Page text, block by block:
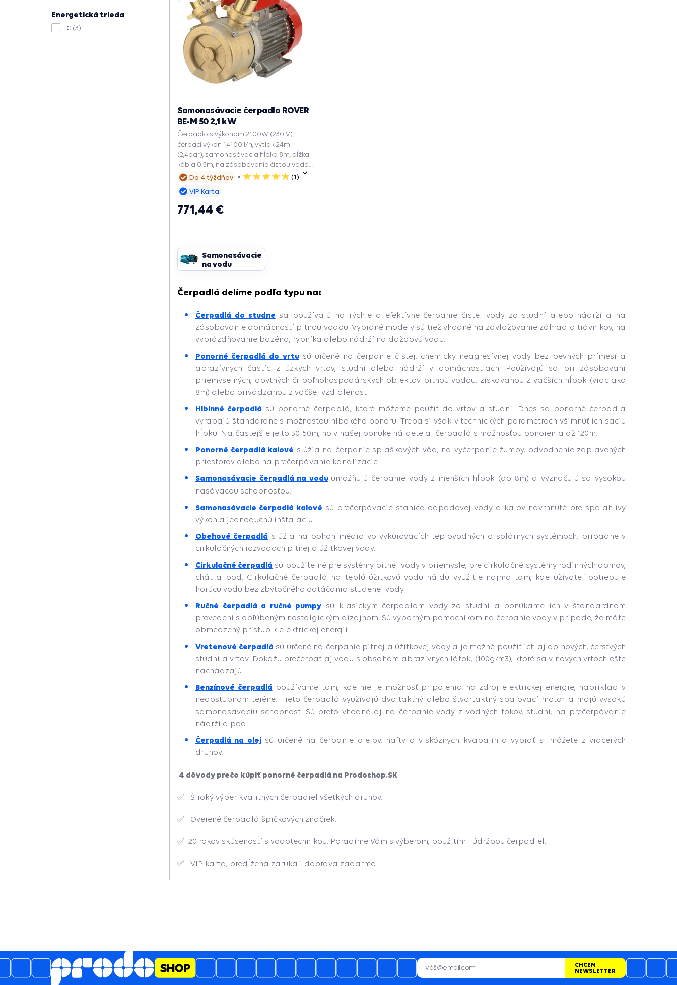
Energetická trieda
C (3)
Do 4 týždňov
5
(1)
Samonasávacie čerpadlo ROVER
BE-M 50 2,1 kW
Čerpadlo s výkonom 2100W (230 V),
čerpací výkon 14100 l/h, výtlak 24m
(2,4bar), samonasávacia hĺbka 8m, dĺžka
kábla 0.5m, na zásobovanie čistou vodou
zo studní.
VIP Karta
771,44 €
Samonasávacie
na vodu
Čerpadlá delíme podľa typu na:
Čerpadlá do studne sa používajú na rýchle a efektívne čerpanie čistej vody zo studní alebo nádrží a na
zásobovanie domácností pitnou vodou. Vybrané modely sú tiež vhodné na zavlažovanie záhrad a trávnikov, na
vyprázdňovanie bazéna, rybníka alebo nádrží na dažďovú vodu.
Ponorné čerpadlá do vrtusú určené na čerpanie čistej, chemicky neagresívnej vody bez pevných prímesí a
abrazívnych častíc z úzkych vrtov, studní alebo nádrží v domácnostiach. Používajú sa pri zásobovaní
priemyselných, obytných či poľnohospodárskych objektov pitnou vodou, získavanou z väčších hĺbok (viac ako
8m) alebo privádzanou z väčšej vzdialenosti.
Hlbinné čerpadlá sú ponorné čerpadlá, ktoré môžeme použiť do vrtov a studní. Dnes sa ponorné čerpadlá
vyrábajú štandardne s možnosťou hlbokého ponoru. Treba si však v technických parametroch všimnúť ich saciu
hĺbku. Najčastejšie je to 30-50m, no v našej ponuke nájdete aj čerpadlá s možnosťou ponorenia až 120m.
Ponorné čerpadlá kalové slúžia na čerpanie splaškových vôd, na vyčerpanie žumpy, odvodnenie zaplavených
priestorov alebo na prečerpávanie kanalizácie.
Samonasávacie čerpadlá na vodu umožňujú čerpanie vody z menších hĺbok (do 8m) a vyznačujú sa vysokou
nasávacou schopnosťou.
Samonasávacie čerpadlá kalové sú prečerpávacie stanice odpadovej vody a kalov navrhnuté pre spoľahlivý
výkon a jednoduchú inštaláciu.
Obehové čerpadlá slúžia na pohon média vo vykurovacích teplovodných a solárnych systémoch, prípadne v
cirkulačných rozvodoch pitnej a úžitkovej vody.
Cirkulačné čerpadlá sú použiteľné pre systémy pitnej vody v priemysle, pre cirkulačné systémy rodinných domov,
chát a pod. Cirkulačné čerpadlá na teplú úžitkovú vodu nájdu využitie najmä tam, kde užívateľ potrebuje
horúcu vodu bez zbytočného odtáčania studenej vody.
Ručné čerpadlá a ručné pumpy sú klasickým čerpadlom vody zo studní a ponúkame ich v štandardnom
prevedení s obľúbeným nostalgickým dizajnom. Sú výborným pomocníkom na čerpanie vody v prípade, že máte
obmedzený prístup k elektrickej energii.
Vretenové čerpadlá sú určené na čerpanie pitnej a úžitkovej vody a je možné použiť ich aj do nových, čerstvých
studní a vrtov. Dokážu prečerpať aj vodu s obsahom abrazívnych látok, (100g/m3), ktoré sa v nových vrtoch ešte
nachádzajú.
Benzínové čerpadlá používame tam, kde nie je možnosť pripojenia na zdroj elektrickej energie, napríklad v
nedostupnom teréne. Tieto čerpadlá využívajú dvojtaktný alebo štvortaktný spaľovací motor a majú vysokú
samonasávaciu schopnosť. Sú preto vhodné aj na čerpanie vody z vodných tokov, studní, na prečerpávanie
nádrží a pod.
Čerpadlá na olej sú určené na čerpanie olejov, nafty a viskóznych kvapalín a vybrať si môžete z viacerých
druhov.
4 dôvody prečo kúpiť ponorné čerpadlá na Prodoshop.SK
✅ Široký výber kvalitných čerpadiel všetkých druhov.
✅ Overené čerpadlá špičkových značiek.
✅ 20 rokov skúseností s vodotechnikou. Poradíme Vám s výberom, použitím i údržbou čerpadiel.
✅ VIP karta, predĺžená záruka i doprava zadarmo.